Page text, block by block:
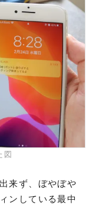
図
来ず、ぼやぼや
ンしている最中